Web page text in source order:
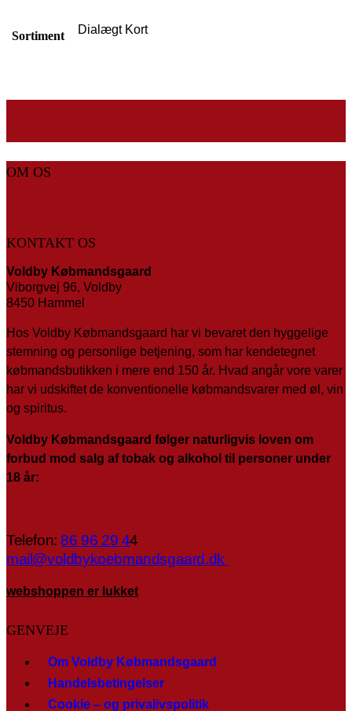
Sortiment Dialægt Kort
OM OS
KONTAKT OS
Voldby Købmandsgaard
Viborgvej 96, Voldby
8450 Hammel
Hos Voldby Købmandsgaard har vi bevaret den hyggelige
stemning og personlige betjening, som har kendetegnet
købmandsbutikken i mere end 150 år. Hvad angår vore varer
har vi udskiftet de konventionelle købmandsvarer med øl, vin
og spiritus.
Voldby Købmandsgaard følger naturligvis loven om
forbud mod salg af tobak og alkohol til personer under
18 år:
Telefon:86 96 29 44
mail@voldbykoebmandsgaard.dk
webshoppen er lukket
GENVEJE
Om Voldby Købmandsgaard
Handelsbetingelser
Cookie – og privalivspolitik